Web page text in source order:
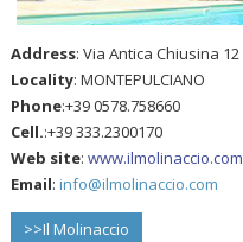
Address: Via Antica Chiusina 12
Locality: MONTEPULCIANO
Phone:+39 0578.758660
Cell.:+39 333.2300170
Web site:www.ilmolinaccio.com
Email:info@ilmolinaccio.com
>>Il Molinaccio